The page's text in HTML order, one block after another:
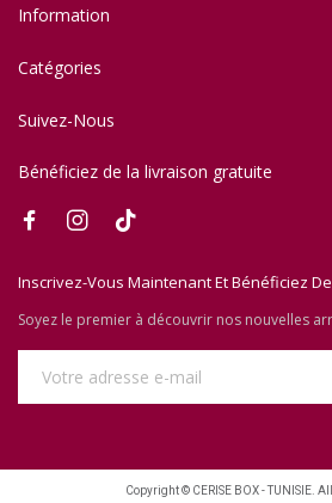
Information
Catégories
Suivez-Nous
Bénéficiez de la livraison gratuite
Inscrivez-Vous Maintenant Et Bénéficiez
Soyez le premier à découvrir nos nouvelles
Copyright © CERISE BOX - TUNISIE.